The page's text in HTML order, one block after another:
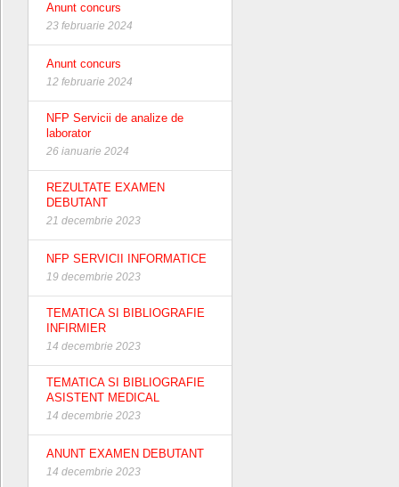
Anunt concurs
23 februarie 2024
Anunt concurs
12 februarie 2024
NFP Servicii de analize de
laborator
26 ianuarie 2024
REZULTATE EXAMEN
DEBUTANT
21 decembrie 2023
NFP SERVICII INFORMATICE
19 decembrie 2023
TEMATICA SI BIBLIOGRAFIE
INFIRMIER
14 decembrie 2023
TEMATICA SI BIBLIOGRAFIE
ASISTENT MEDICAL
14 decembrie 2023
ANUNT EXAMEN DEBUTANT
14 decembrie 2023